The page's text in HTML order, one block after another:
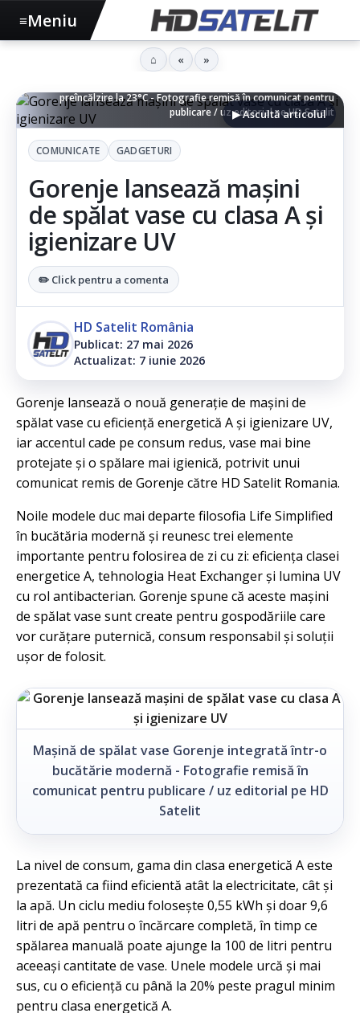
preîncălzire la 23°C - Fotografie remisă în comunicat pentru
publicare / uz editorial pe HD Satelit
▶ Ascultă articolul
COMUNICATE GADGETURI
Gorenje lansează mașini
de spălat vase cu clasa A și
igienizare UV
✏️ Click pentru a comenta
HD Satelit România
Publicat: 27 mai 2026
Actualizat: 7 iunie 2026
Gorenje lansează o nouă generație de mașini de
spălat vase cu eficiență energetică A și igienizare UV,
iar accentul cade pe consum redus, vase mai bine
protejate și o spălare mai igienică, potrivit unui
comunicat remis de Gorenje către HD Satelit Romania.
Noile modele duc mai departe filosofia Life Simplified
în bucătăria modernă și reunesc trei elemente
importante pentru folosirea de zi cu zi: eficiența clasei
energetice A, tehnologia Heat Exchanger și lumina UV
cu rol antibacterian. Gorenje spune că aceste mașini
de spălat vase sunt create pentru gospodăriile care
vor curățare puternică, consum responsabil și soluții
ușor de folosit.
Mașină de spălat vase Gorenje integrată într-o
bucătărie modernă - Fotografie remisă în
comunicat pentru publicare / uz editorial pe HD
Satelit
La nivel de consum, gama din clasa energetică A este
prezentată ca fiind eficientă atât la electricitate, cât și
la apă. Un ciclu mediu folosește 0,55 kWh și doar 9,6
litri de apă pentru o încărcare completă, în timp ce
spălarea manuală poate ajunge la 100 de litri pentru
aceeași cantitate de vase. Unele modele urcă și mai
sus, cu o eficiență cu până la 20% peste pragul minim
pentru clasa energetică A.
≡Meniu
⌂ « »